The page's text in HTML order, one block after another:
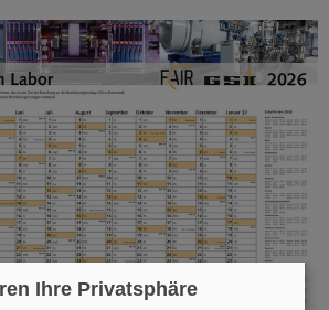
Ihre Privatsphäre